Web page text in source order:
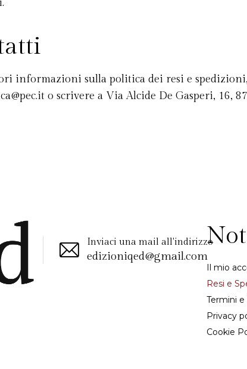
informazioni sulla politica dei resi e
o scrivere a Via Alcide De Gasperi, 16,
Inviaci una mail all'indirizzo
edizioniqed@gmail.com
Il mio
Resi e
Termini e
Privacy
Cookie